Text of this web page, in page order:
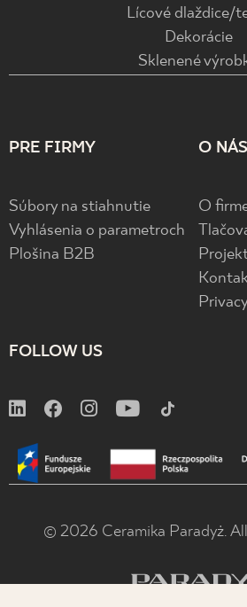
Lícové dlaždice/
Dekorácie
Sklenené
PRE FIRMY
Súbory na stiahnutie
Vyhlásenia o parametroch
Plošina B2B
O NÁS
O
FOLLOW US
© 2026 Ceramika Paradyż.